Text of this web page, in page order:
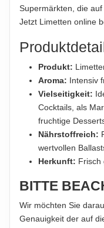
Supermärkten, die
Jetzt Limetten online
Produkt:
Aroma: Intensiv
Vielseitigkeit:
Cocktails, als
fruchtige
Nährstoffreich:
wertvollen
Herkunft: Frisch
BITTE
Wir möchten Sie
Genauigkeit der auf